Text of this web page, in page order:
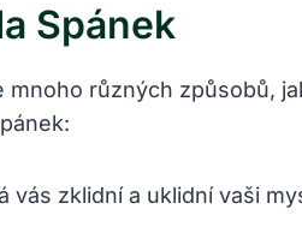
Spánek
mnoho různých způsobů,
zklidní a uklidní vaši